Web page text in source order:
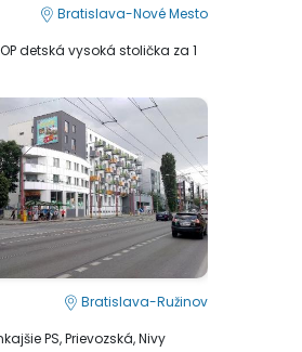
Bratislava-Nové Mesto
detská vysoká stolička za 1
Bratislava-Ružinov
PS, Prievozská, Nivy